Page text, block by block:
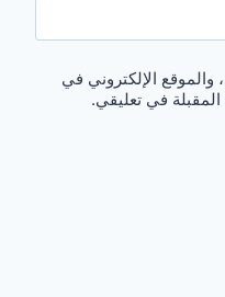
الإلكتروني في
في تعليقي.